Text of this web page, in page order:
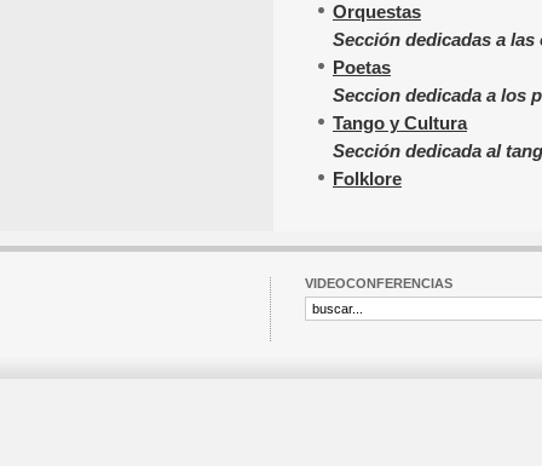
Orquestas
Sección dedicadas a las
Poetas
Seccion dedicada a los
Tango y Cultura
Sección dedicada al
Folklore
VIDEOCONFERENCIAS